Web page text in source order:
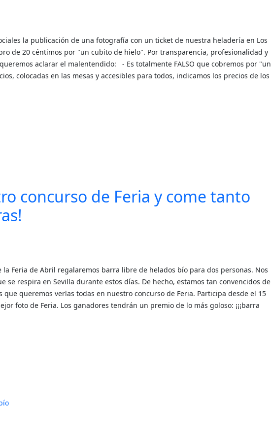
la publicación de una fotografía con un ticket de nuestra heladería en Los
de 20 céntimos por "un cubito de hielo". Por transparencia, profesionalidad y
aclarar el malentendido: - Es totalmente FALSO que cobremos por "un
colocadas en las mesas y accesibles para todos, indicamos los precios de los
concurso de Feria y come tanto
la Feria de Abril regalaremos barra libre de helados bío para dos personas. Nos
se respira en Sevilla durante estos días. De hecho, estamos tan convencidos de
queremos verlas todas en nuestro concurso de Feria. Participa desde el 15
foto de Feria. Los ganadores tendrán un premio de lo más goloso: ¡¡¡barra